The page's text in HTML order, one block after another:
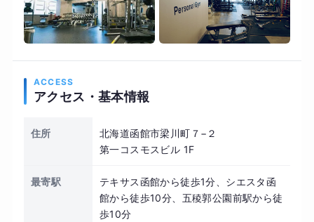
ACCESS
アクセス・基本情報
住所
北海道函館市梁川町７−２
第一コスモスビル 1F
最寄駅
テキサス函館から徒歩1分、シエスタ函
館から徒歩10分、五稜郭公園前駅から徒
歩10分